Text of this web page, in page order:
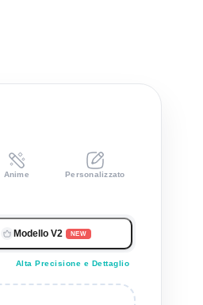
Anime Personalizzato
Modello V2 NEW
Alta Precisione e Dettaglio